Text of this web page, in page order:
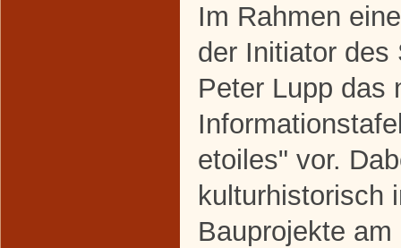
Im Rahmen
der Initiator des
Peter Lupp das
etoiles" vor.
kulturhistorisch
Bauprojekte